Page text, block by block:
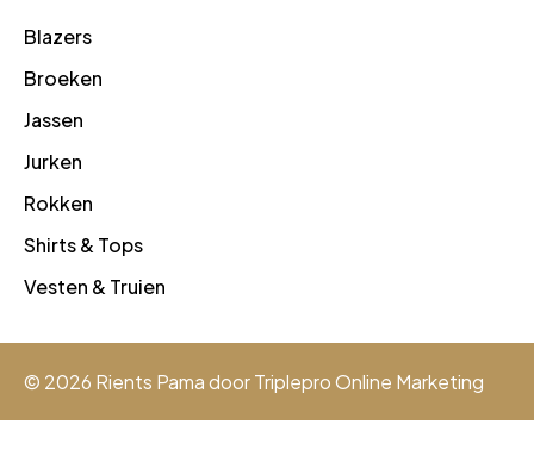
Blazers
Broeken
Jassen
Jurken
Rokken
Shirts & Tops
Vesten & Truien
© 2026 Rients Pama doorTriplepro Online Marketing